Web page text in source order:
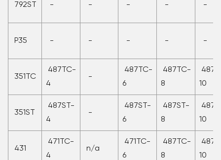
792ST - - - - -
P35 - - - - -
351TC
487TC-
4
-
487TC-
6
487TC-
8
10
351ST
487ST-
4
-
487ST-
6
487ST-
8
10
431
471TC-
4
n/a
471TC-
6
487TC-
8
10